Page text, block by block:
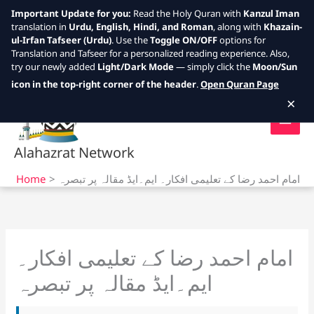
Skip
Alahazrat Network
Home امام احمد رضا کے تعلیمی افکار۔ ایم۔ایڈ مقالہ پر تبصرہ
امام احمد رضا کے تعلیمی افکار۔
ایم۔ایڈ مقالہ پر تبصرہ
Important Update for you: Read the Holy Quran with Kanzul Iman
translation in Urdu, English, Hindi, and Roman, along with Khazain-
ul-Irfan Tafseer (Urdu). Use theToggle ON/OFFoptions for
Translation and Tafseer for a personalized reading experience. Also,
try our newly added Light/Dark Mode— simply click the Moon/Sun
icon in the top-right corner of the header.Open Quran Page
×